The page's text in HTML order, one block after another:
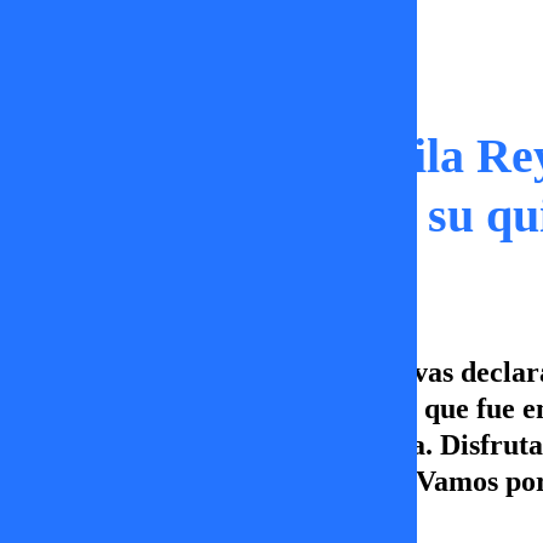
“Destrozada”: Yamila
declaraciones sobre su
En Sígueme comentamos las nuevas
Américo, donde confesó lo difícil que fue
quedó completamente destrozada.
las 19:00 hrs por TV+, Canal 5. ¡Vamos